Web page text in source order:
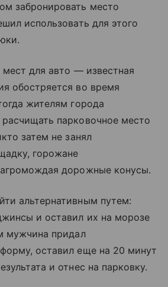
забронировать место
использовать для этого
мест для авто — известная
обостряется во время
жителям города
парковочное место
затем не занял
горожане
дорожные конусы.
альтернативным путем:
и оставил их на морозе
мужчина придал
оставил еще на 20 минут
и отнес на парковку.